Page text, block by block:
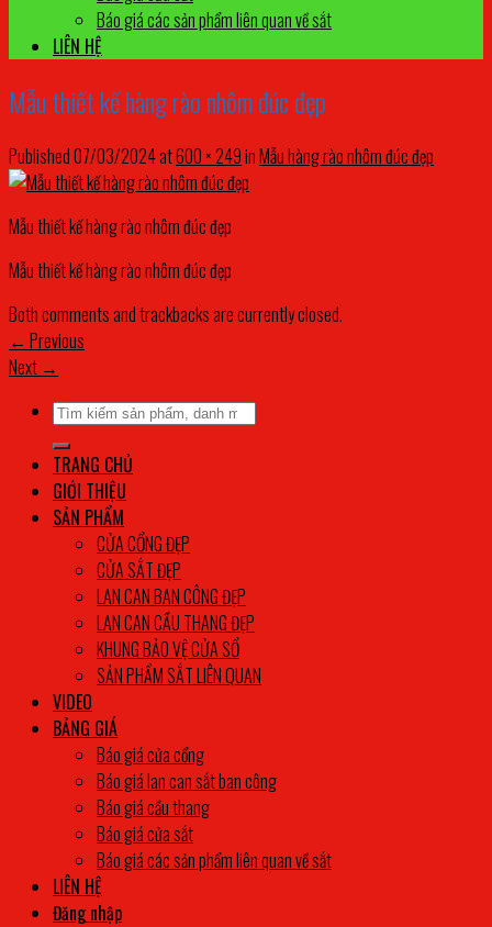
Báo giá các sản phẩm liên quan về sắt
LIÊN HỆ
Mẫu thiết kế hàng rào nhôm đúc đẹp
Published07/03/2024at600 × 249inMẫu hàng rào nhôm đúc đẹp
Mẫu thiết kế hàng rào nhôm đúc đẹp
Mẫu thiết kế hàng rào nhôm đúc đẹp
Both comments and trackbacks are currently closed.
← Previous
Next →
Tìm
kiếm:
TRANG CHỦ
GIỚI THIỆU
SẢN PHẨM
CỬA CỔNG ĐẸP
CỬA SẮT ĐẸP
LAN CAN BAN CÔNG ĐẸP
LAN CAN CẦU THANG ĐẸP
KHUNG BẢO VỆ CỬA SỔ
SẢN PHẨM SẮT LIÊN QUAN
VIDEO
BẢNG GIÁ
Báo giá cửa cổng
Báo giá lan can sắt ban công
Báo giá cầu thang
Báo giá cửa sắt
Báo giá các sản phẩm liên quan về sắt
LIÊN HỆ
Đăng nhập